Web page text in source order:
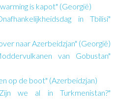
is kapot" (Georgië)
in Tbilisi"
naar Azerbeidzjan" (Georgië)
van Gobustan"
op de boot" (Azerbeidzjan)
we al in Turkmenistan?"